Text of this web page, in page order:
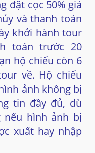
đặt cọc 50% giá
và thanh toán
khởi hành tour
toán trước 20
hộ chiếu còn 6
về. Hộ chiếu
ảnh không bị
tin đầy đủ, dù
nếu hình ảnh bị
xuất hay nhập